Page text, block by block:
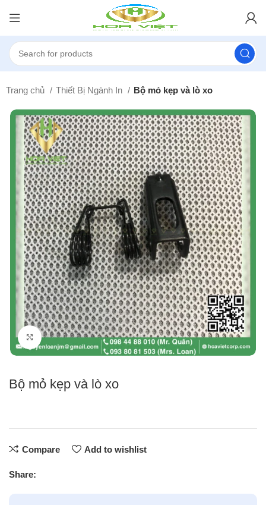
Trang chủ Thiết Bị Ngành In Bộ mỏ kẹp và lò xo
Click to enlarge
Bộ mỏ kẹp và lò xo
Compare Add to wishlist
Share: